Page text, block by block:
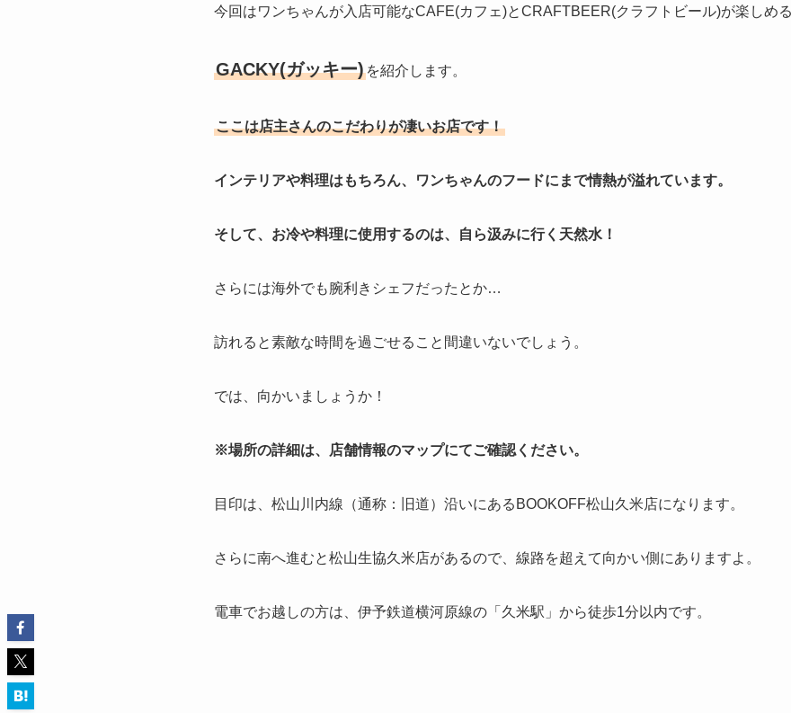
今回はワンちゃんが入店可能なCAFE(カフェ)とCRAFTBEER(クラフトビール)が楽しめる
GACKY(ガッキー) を紹介します。
ここは店主さんのこだわりが凄いお店です！
インテリアや料理はもちろん、ワンちゃんのフードにまで情熱が溢れています。
そして、お冷や料理に使用するのは、自ら汲みに行く天然水！
さらには海外でも腕利きシェフだったとか…
訪れると素敵な時間を過ごせること間違いないでしょう。
では、向かいましょうか！
※場所の詳細は、店舗情報のマップにてご確認ください。
目印は、松山川内線（通称：旧道）沿いにあるBOOKOFF松山久米店になります。
さらに南へ進むと松山生協久米店があるので、線路を超えて向かい側にありますよ。
電車でお越しの方は、伊予鉄道横河原線の「久米駅」から徒歩1分以内です。